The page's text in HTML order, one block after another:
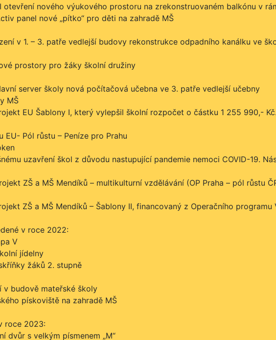
otevření nového výukového prostoru na zrekonstruovaném balkónu v
panel nové „pítko“ pro děti na zahradě MŠ
v 1. – 3. patře vedlejší budovy rekonstrukce odpadního kanálku ve
prostory pro žáky školní družiny
server školy nová počítačová učebna ve 3. patře vedlejší učebny
MŠ
EU Šablony I, který vylepšil školní rozpočet o částku 1 255 990,-
Pól růstu – Peníze pro Prahu
uzavření škol z důvodu nastupující pandemie nemoci COVID-19.
ZŠ a MŠ Mendíků – multikulturní vzdělávání (OP Praha – pól růstu
ZŠ a MŠ Mendíků – Šablony II, financovaný z Operačního
v roce 2022:
V
jídelny
žáků 2. stupně
budově mateřské školy
pískoviště na zahradě MŠ
roce 2023:
dvůr s velkým písmenem „M“